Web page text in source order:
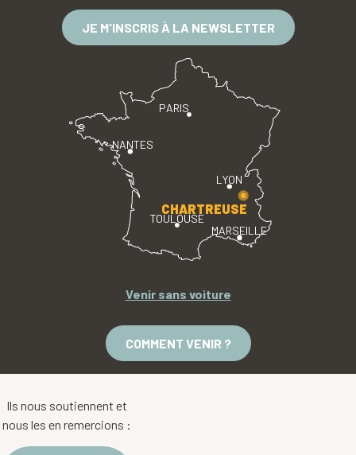
JE M'INSCRIS À LA NEWSLETTER
PARIS
LYON
TOULOUSE
MARSEILLE
NANTES
CHARTREUSE
Venir sans voiture
COMMENT VENIR ?
Ils nous soutiennent et
nous les en remercions :